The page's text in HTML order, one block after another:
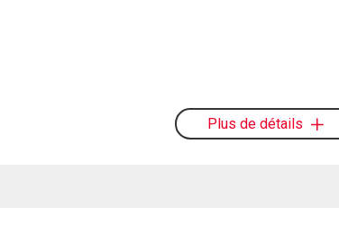
Plus de détails